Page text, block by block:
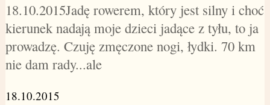
18.10.2015Jadę rowerem, który jest silny i choć
kierunek nadają moje dzieci jadące z tyłu, to ja
prowadzę. Czuję zmęczone nogi, łydki. 70 km
nie dam rady...ale
18.10.2015